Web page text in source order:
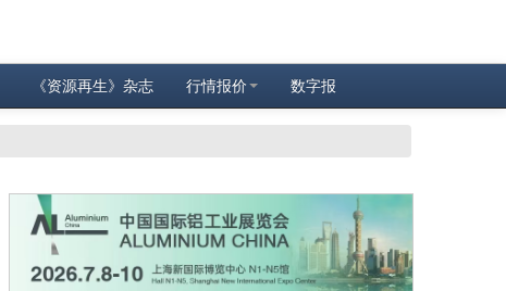
《资源再生》杂志 行情报价 数字报